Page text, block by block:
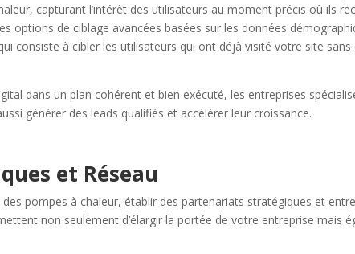
capturant l’intérêt des utilisateurs au moment précis où ils
options de ciblage avancées basées sur les données
consiste à cibler les utilisateurs qui ont déjà visité votre site
dans un plan cohérent et bien exécuté, les entreprises
générer des leads qualifiés et accélérer leur croissance.
et Réseau
pompes à chaleur, établir des partenariats stratégiques et
non seulement d’élargir la portée de votre entreprise mais